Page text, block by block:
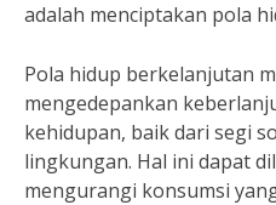
adalah menciptakan pola
Pola hidup berkelanjutan
mengedepankan
kehidupan, baik dari segi
lingkungan. Hal ini dapat
mengurangi konsumsi